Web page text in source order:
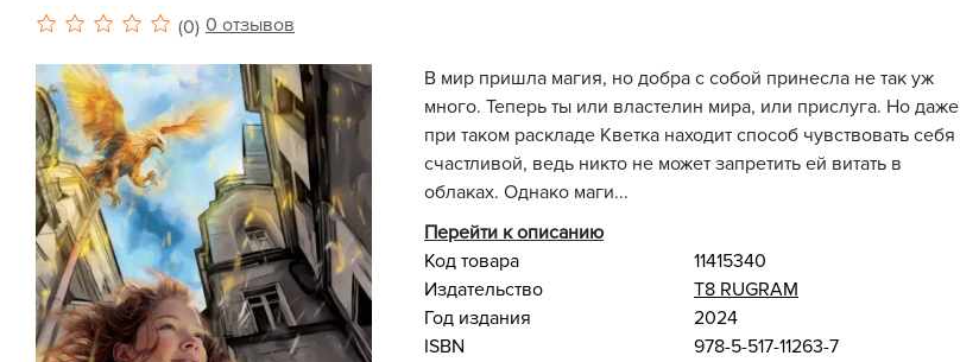
(0) 0 отзывов
В мир пришла магия, но добра с собой принесла не так уж
много. Теперь ты или властелин мира, или прислуга. Но даже
при таком раскладе Кветка находит способ чувствовать себя
счастливой, ведь никто не может запретить ей витать в
облаках. Однако маги...
Перейти к описанию
Код товара
11415340
Издательство
Т8 RUGRAM
Год издания
2024
ISBN
978-5-517-11263-7